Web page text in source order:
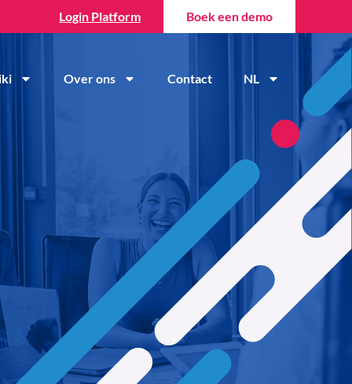
Login Platform Boek een demo
Over ons Contact NL